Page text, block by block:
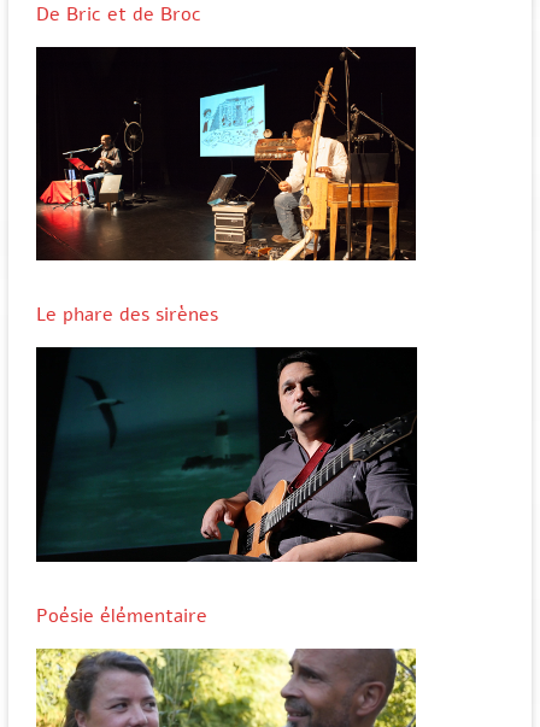
De Bric et de Broc
Le phare des sirènes
Poésie élémentaire